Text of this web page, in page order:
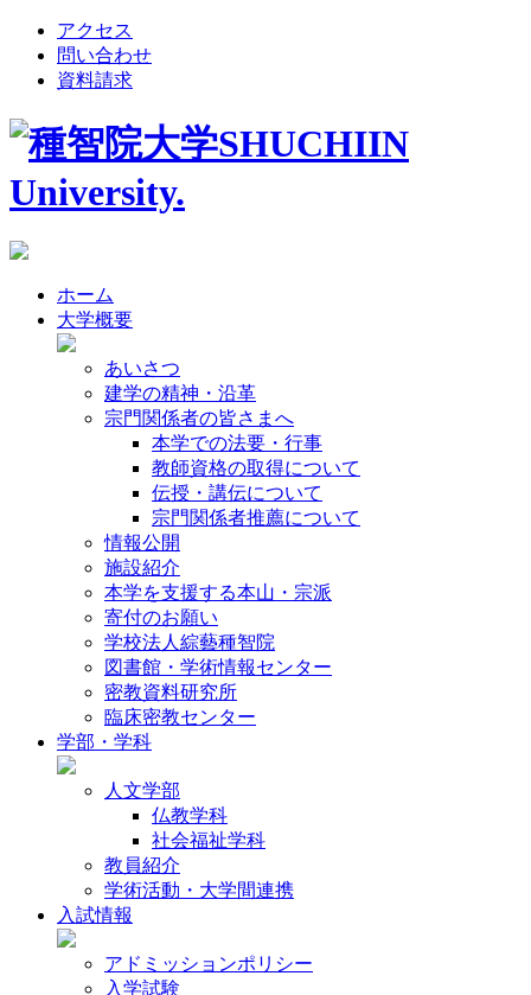
アクセス
問い合わせ
資料請求
ホーム
大学概要
あいさつ
建学の精神・沿革
宗門関係者の皆さまへ
本学での法要・行事
教師資格の取得について
伝授・講伝について
宗門関係者推薦について
情報公開
施設紹介
本学を支援する本山・宗派
寄付のお願い
学校法人綜藝種智院
図書館・学術情報センター
密教資料研究所
臨床密教センター
学部・学科
人文学部
仏教学科
社会福祉学科
教員紹介
学術活動・大学間連携
入試情報
アドミッションポリシー
入学試験